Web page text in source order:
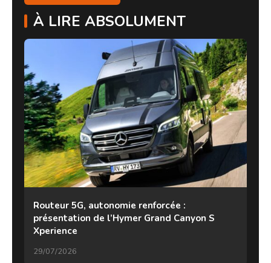
À LIRE ABSOLUMENT
Routeur 5G, autonomie renforcée :
présentation de l’Hymer Grand Canyon S
Xperience
29/07/2026